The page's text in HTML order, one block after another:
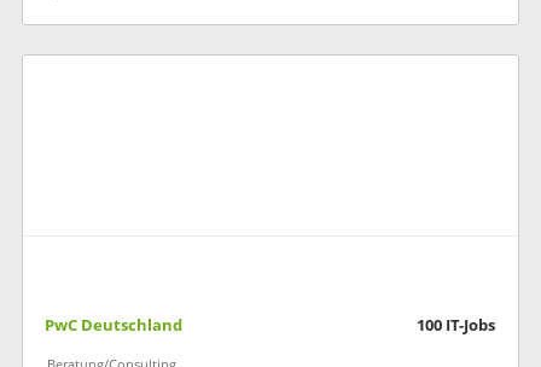
PwC Deutschland 100 IT-Jobs